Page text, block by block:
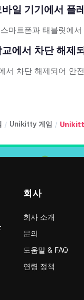
일 기기에서 플
마트폰과 태블릿에
에서 차단 해제
서 차단 해제되어 안
/ Unikitty 게임 /
회사
회사 소개
문의
도움말 & FAQ
연령 정책